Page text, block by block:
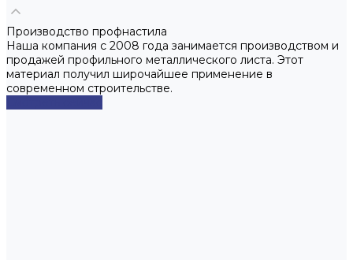
Производство профнастила
Наша компания с 2008 года занимается производством и
продажей профильного металлического листа. Этот
материал получил широчайшее применение в
современном строительстве.